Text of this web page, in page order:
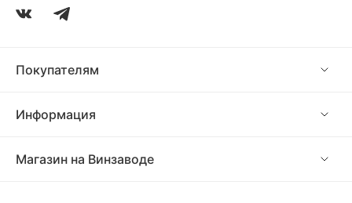
Покупателям
Информация
Магазин на Винзаводе